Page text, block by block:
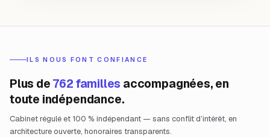
ILS NOUS FONT CONFIANCE
Plus de 762 familles accompagnées, en
toute indépendance.
Cabinet régulé et 100 % indépendant — sans conflit d’intérêt, en
architecture ouverte, honoraires transparents.